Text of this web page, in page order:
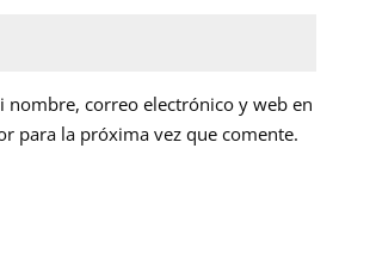
nombre, correo electrónico y web en
para la próxima vez que comente.